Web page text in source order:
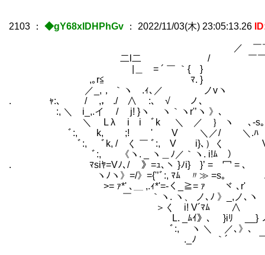
2103 ： ◆gY68xIDHPhGv ： 2022/11/03(木) 23:05:13.26
／ ￣￣
二l二 / ￣￣￣｀
|＿ = ´ ￣ ｀{ } ≪￣
,｡r≦ ﾏ. }
／_,， ｀ヽ .ｨ､／ ノv
. ｬ:､ / ,， ./ ∧ :､ √ ノ､ ＼｀
:, ＼ i_,.イ / j! }ヽ ヽ｀ヽr'’ヽ
＼ L λ i i ﾞk ＼ ／ ｝ ヽ ､-s｡
ﾞ:, k, ;! ゝ' V ＼／/ ＼.ﾊ
ﾞ:, ﾞk, / く ￣ ﾞ:, V i}､）く V
ﾞ:, 《ヽ. _ ヽ＿ﾉ／｀ヽ. i!ﾑ ）
. ﾏsiﾔ=Vﾉ､/￣ 》=ｭ､ヽ }ﾉi} }’ = 冖 = ､
ヽﾉヽ》=/》={'’ﾞ:, ﾏﾑ 〃≫ =s
>= ｧ*' ､＿ ,.ｨ*'=-く_≧= ｧ ヾ ､r'
￣ ｀ヽ. ヽ、 ノ､ﾉ 》_,ノ､ヽ
＞く i! V´ﾏﾑ ∧
L. _ﾑｲ》､ }iﾘ __} ノ
ﾞ:, ヽ ＼ ／､》､
ゝ._ﾉ ｀´ ￣